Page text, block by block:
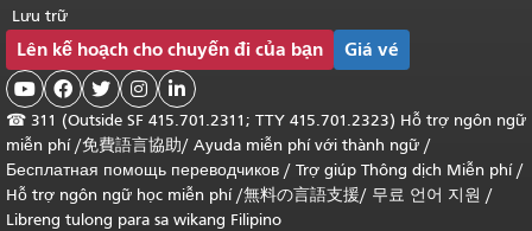
Lưu trữ
Lên kế hoạch cho chuyến đi của bạn Giá vé
    
☎ 311 (Outside SF 415.701.2311; TTY 415.701.2323) Hỗ trợ ngôn ngữ
miễn phí /免費語言協助/ Ayuda miễn phí với thành ngữ /
Бесплатная помощь переводчиков / Trợ giúp Thông dịch Miễn phí/
Hỗ trợ ngôn ngữ học miễn phí/無料の言語支援/ 무료 언어 지원 /
Libreng tulong para sa wikang Filipino